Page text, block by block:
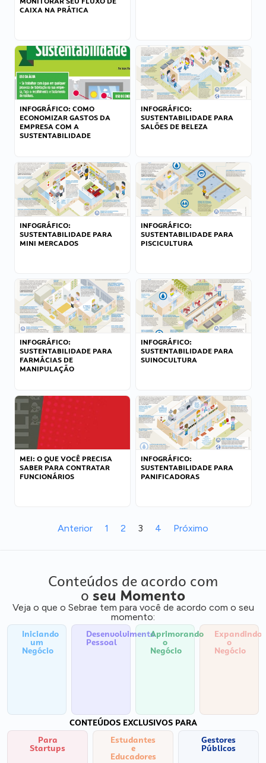
CAIXA NA PRÁTICA
INFOGRÁFICO: COMO
ECONOMIZAR GASTOS DA
EMPRESA COM A
SUSTENTABILIDADE
INFOGRÁFICO:
SUSTENTABILIDADE PARA
SALÕES DE BELEZA
INFOGRÁFICO:
SUSTENTABILIDADE PARA
MINI MERCADOS
INFOGRÁFICO:
SUSTENTABILIDADE PARA
PISCICULTURA
INFOGRÁFICO:
SUSTENTABILIDADE PARA
FARMÁCIAS DE
MANIPULAÇÃO
INFOGRÁFICO:
SUSTENTABILIDADE PARA
SUINOCULTURA
MEI: O QUE VOCÊ PRECISA
SABER PARA CONTRATAR
FUNCIONÁRIOS
INFOGRÁFICO:
SUSTENTABILIDADE PARA
PANIFICADORAS
Anterior 1 2 3 4 Próximo
Conteúdos de acordo com
o seu Momento
Veja o que o Sebrae tem para você de acordo com o seu
momento:
Iniciando
um
Negócio
Desenvolvimento
Pessoal
Aprimorando
o
Negócio
Expandindo
o
Negócio
CONTEÚDOS EXCLUSIVOS PARA
Para
Startups
Estudantes
e
Educadores
Gestores
Públicos